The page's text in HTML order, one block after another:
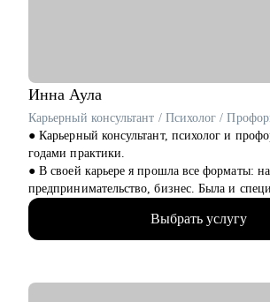
Инна Аула
Карьерный консультант / Психолог /
● Карьерный консультант, психолог и
годами практики.
● В своей карьере я прошла все форматы:
предпринимательство, бизнес. Была и
управленцем. Знаю не понаслышке про
● Имею 2 высших образования:
Выбрать услугу